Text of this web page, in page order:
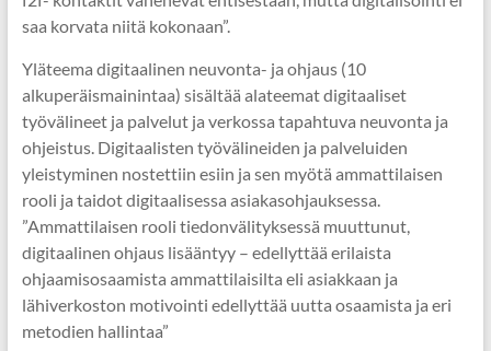
saa korvata niitä kokonaan”.
Yläteema digitaalinen neuvonta- ja ohjaus (10
alkuperäismainintaa) sisältää alateemat digitaaliset
työvälineet ja palvelut ja verkossa tapahtuva neuvonta ja
ohjeistus. Digitaalisten työvälineiden ja palveluiden
yleistyminen nostettiin esiin ja sen myötä ammattilaisen
rooli ja taidot digitaalisessa asiakasohjauksessa.
”Ammattilaisen rooli tiedonvälityksessä muuttunut,
digitaalinen ohjaus lisääntyy – edellyttää erilaista
ohjaamisosaamista ammattilaisilta eli asiakkaan ja
lähiverkoston motivointi edellyttää uutta osaamista ja eri
metodien hallintaa”